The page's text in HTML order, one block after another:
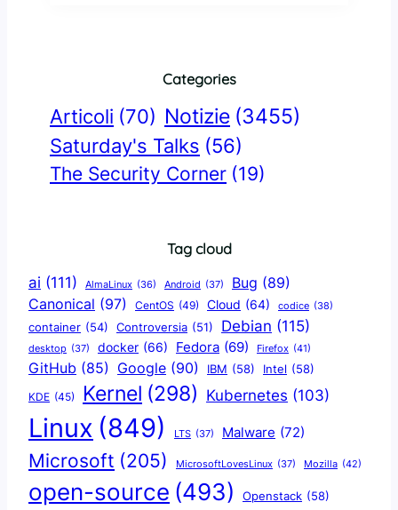
Categories
Articoli (70) Notizie (3455)
Saturday's Talks (56)
The Security Corner (19)
Tag cloud
ai (111) AlmaLinux (36) Android (37) Bug (89)
Canonical (97) CentOS (49) Cloud (64) codice (38)
container (54) Controversia (51) Debian (115)
desktop (37) docker (66) Fedora (69) Firefox (41)
GitHub (85) Google (90) IBM (58) Intel (58)
KDE (45) Kernel (298) Kubernetes (103)
Linux (849) LTS (37) Malware (72)
Microsoft (205) MicrosoftLovesLinux (37) Mozilla (42)
open-source (493) Openstack (58)